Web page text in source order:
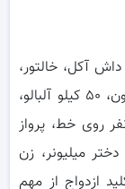
آکل، خالتور،
ماخیلی باحالیم،ارادتمند نازنین بهاره تینا، ناردون، ۵۰ کیلو آلبالو،
نفر روی خط، پرواز
میلیونر، زن
ازدواج از مهم